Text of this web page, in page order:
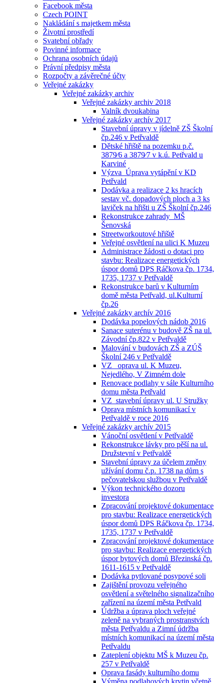
Facebook města
Czech POINT
Nakládání s majetkem města
Životní prostředí
Svatební obřady
Povinné informace
Ochrana osobních údajů
Právní předpisy města
Rozpočty a závěrečné účty
Veřejné zakázky
Veřejné zakázky archiv
Veřejné zakázky archiv 2018
Valník dvoukabina
Veřejné zakázky archív 2017
Stavební úpravy v jídelně ZŠ Školní
čp.246 v Petřvaldě
Dětské hřiště na pozemku p.č.
3879⁄6 a 3879⁄7 v k.ú. Petřvald u
Karviné
Výzva_Úprava vytápění v KD
Petřvald
Dodávka a realizace 2 ks hracích
sestav vč. dopadových ploch a 3 ks
laviček na hřišti u ZŠ Školní čp.246
Rekonstrukce zahrady_MŠ
Šenovská
Streetworkoutové hřiště
Veřejné osvětlení na ulici K Muzeu
Administrace žádosti o dotaci pro
stavbu: Realizace energetických
úspor domů DPS Ráčkova čp. 1734,
1735, 1737 v Petřvaldě
Rekonstrukce barů v Kulturním
domě města Petřvald, ul.Kulturní
čp.26
Veřejné zakázky archív 2016
Dodávka popelových nádob 2016
Sanace suterénu v budově ZŠ na ul.
Závodní čp.822 v Petřvaldě
Malování v budovách ZŠ a ZÚŠ
Školní 246 v Petřvaldě
VZ_ oprava ul. K Muzeu,
Nejedlého, V Zimném dole
Renovace podlahy v sále Kulturního
domu města Petřvald
VZ_stavební úpravy ul. U Stružky
Oprava místních komunikací v
Petřvaldě v roce 2016
Veřejné zakázky archív 2015
Vánoční osvětlení v Petřvaldě
Rekonstrukce lávky pro pěší na ul.
Družstevní v Petřvaldě
Stavební úpravy za účelem změny
užívání domu č.p. 1738 na dům s
pečovatelskou službou v Petřvaldě
Výkon technického dozoru
investora
Zpracování projektové dokumentace
pro stavbu: Realizace energetických
úspor domů DPS Ráčkova čp. 1734,
1735, 1737 v Petřvaldě
Zpracování projektové dokumentace
pro stavbu: Realizace energetických
úspor bytových domů Březinská čp.
1611-1615 v Petřvaldě
Dodávka pytlované posypové soli
Zajištění provozu veřejného
osvětlení a světelného signalizačního
zařízení na území města Petřvald
Údržba a úprava ploch veřejné
zeleně na vybraných prostranstvích
města Petřvaldu a Zimní údržba
místních komunikací na území města
Petřvaldu
Zateplení objektu MŠ k Muzeu čp.
257 v Petřvaldě
Oprava fasády kulturního domu
Výměna podlahových krytin včetně